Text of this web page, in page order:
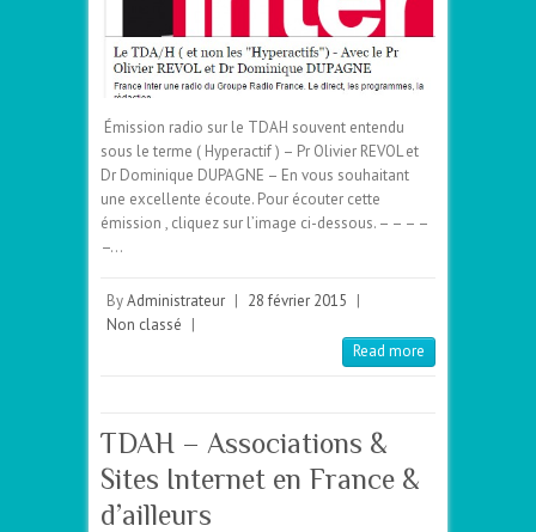
Émission radio sur le TDAH‬ souvent entendu
sous le terme ( Hyperactif ) – Pr Olivier REVOL et
Dr Dominique DUPAGNE – En vous souhaitant
une excellente écoute. Pour écouter cette
émission , cliquez sur l’image ci-dessous. – – – –
–…
ByAdministrateur | 28 février 2015 |
Non classé |
Read more
TDAH – Associations &
Sites Internet en France &
d’ailleurs